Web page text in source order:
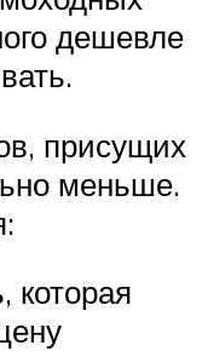
дешевле
присущих
меньше.
которая